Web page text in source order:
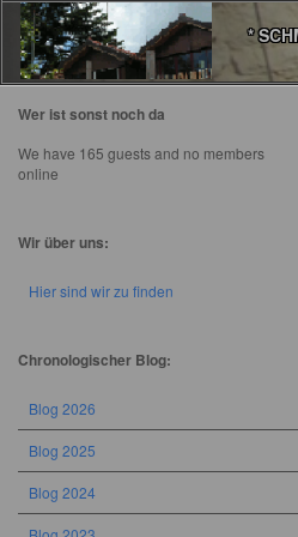
*
Wer ist sonst noch da
We have 165 guests and no members
online
Wir über uns:
Hier sind wir zu finden
Chronologischer Blog:
Blog 2026
Blog 2025
Blog 2024